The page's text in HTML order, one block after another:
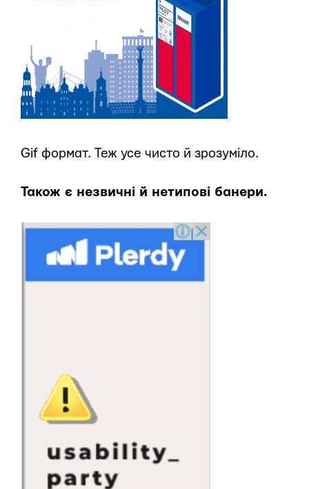
Gif формат. Теж усе чисто й зрозуміло.
Також є незвичні й нетипові банери.